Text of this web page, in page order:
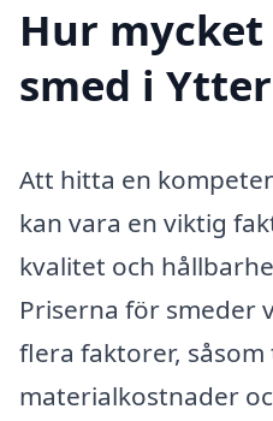
Hur
smed i
Att hitta en
kan vara en viktig
kvalitet och
Priserna för smeder
flera faktorer,
materialkostnader